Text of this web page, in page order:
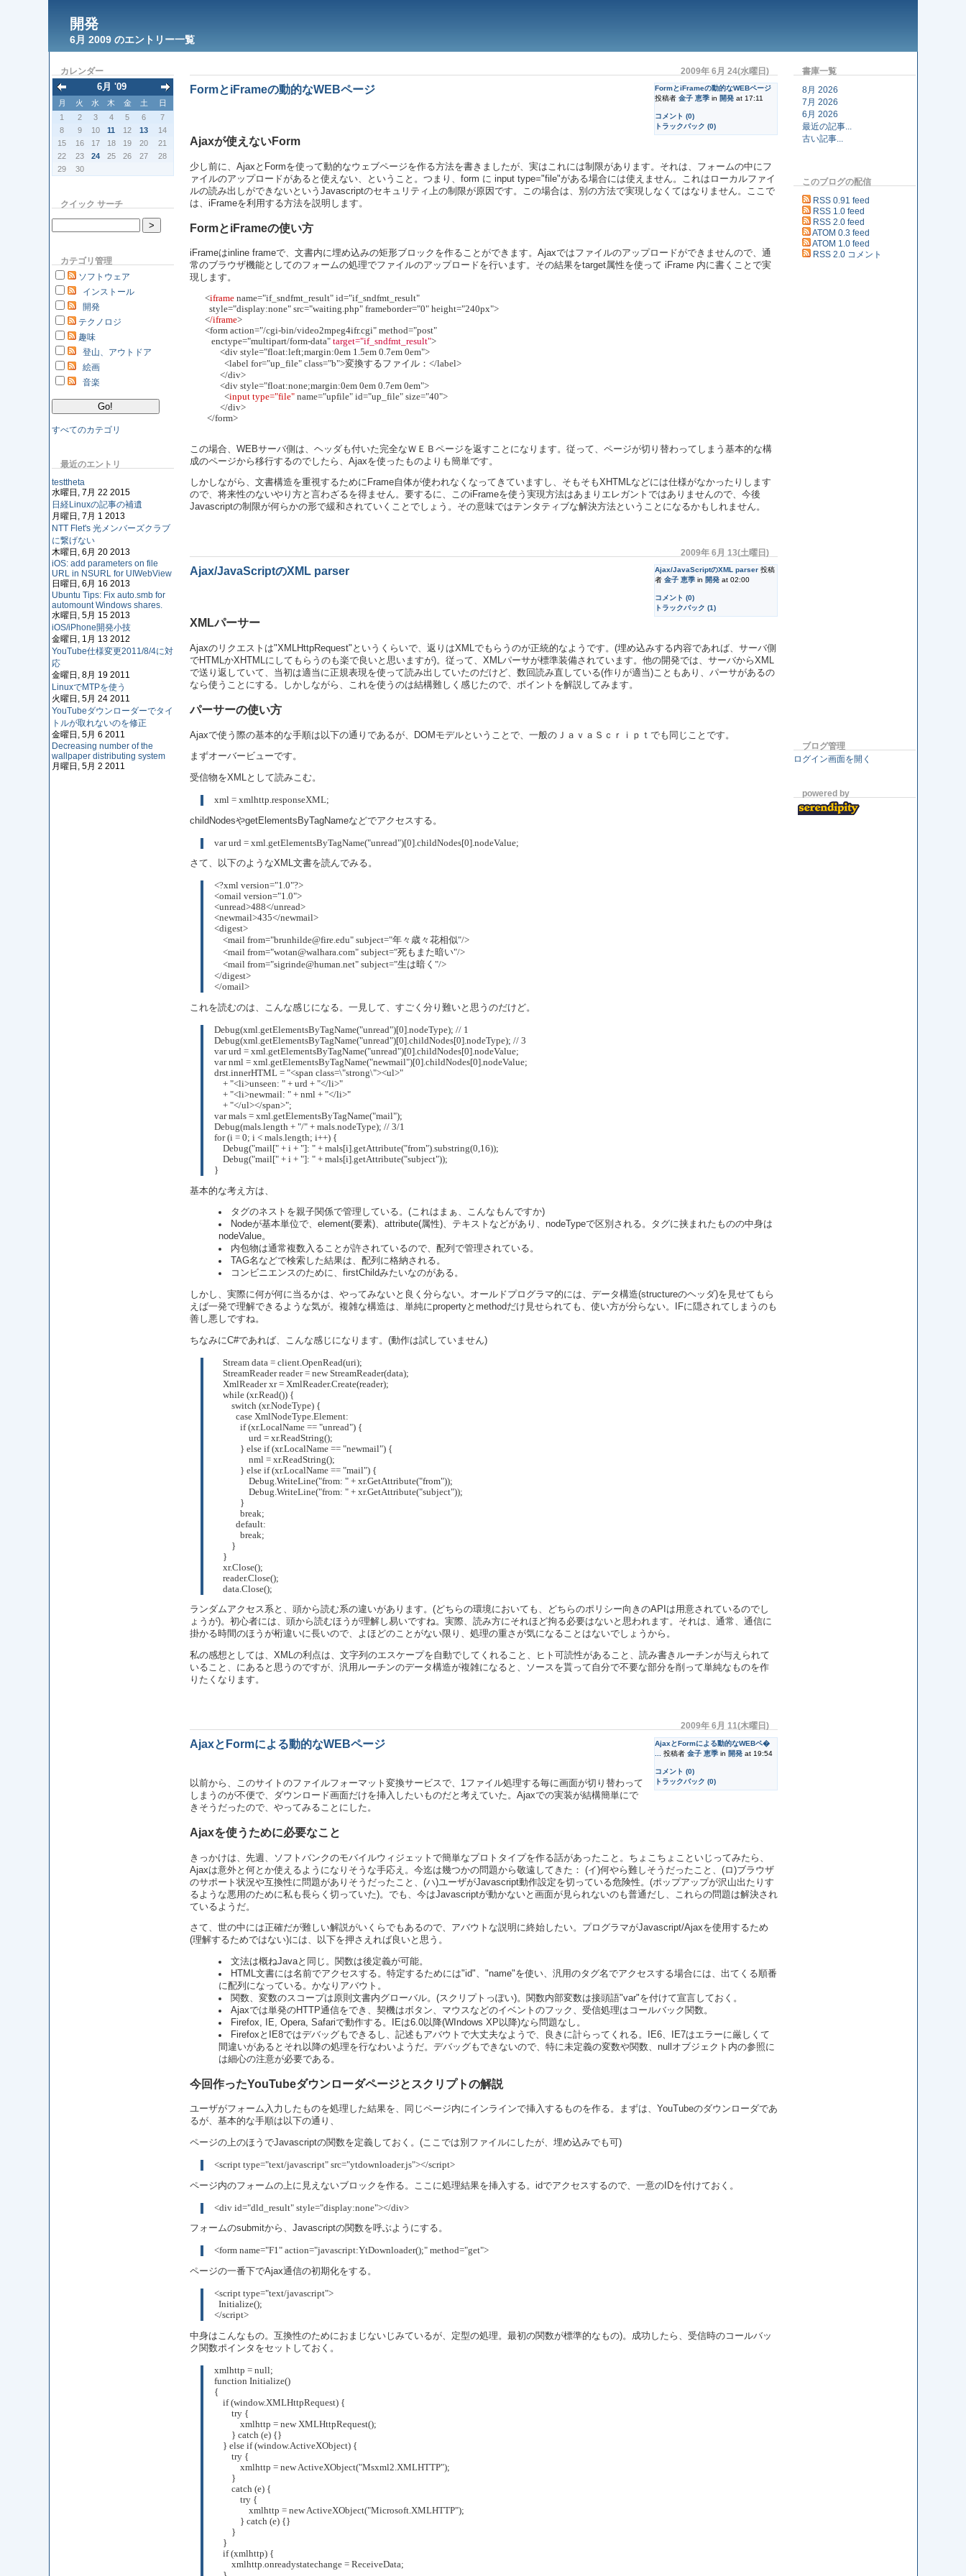
開発
6月 2009 のエントリー一覧
カレンダー
6月 '09
月 火 水 木 金 土
日
1
2 3 4 5 6
7
8
9 10 11 12 13
14
15
16 17 18 19 20
21
22
23 24 25 26 27
28
29
30
クイック サーチ
カテゴリ管理
ソフトウェア
インストール
開発
テクノロジ
趣味
登山、アウトドア
絵画
音楽
すべてのカテゴリ
最近のエントリ
testtheta
水曜日, 7月 22 2015
日経Linuxの記事の補遺
月曜日, 7月 1 2013
NTT Flet's 光メンバーズクラブ
に繋げない
木曜日, 6月 20 2013
iOS: add parameters on file
URL in NSURL for UIWebView
日曜日, 6月 16 2013
Ubuntu Tips: Fix auto.smb for
automount Windows shares.
水曜日, 5月 15 2013
iOS/iPhone開発小技
金曜日, 1月 13 2012
YouTube仕様変更2011/8/4に対
応
金曜日, 8月 19 2011
LinuxでMTPを使う
火曜日, 5月 24 2011
YouTubeダウンローダーでタイ
トルが取れないのを修正
金曜日, 5月 6 2011
Decreasing number of the
wallpaper distributing system
月曜日, 5月 2 2011
2009年 6月 24(水曜日)
FormとiFrameの動的なWEBページ
投稿者 金子 恵季in 開発at 17:11
コメント (0)
トラックバック (0)
FormとiFrameの動的なWEBページ
Ajaxが使えないForm
少し前に、AjaxとFormを使って動的なウェブページを作る方法を書きましたが、実はこれには制限があります。それは、フォームの中にフ
ァイルのアップロードがあると使えない、ということ。つまり、form に input type="file"がある場合には使えません。これはローカルファイ
ルの読み出しができないというJavascriptのセキュリティ上の制限が原因です。この場合は、別の方法で実現しなくてはなりません。ここで
は、iFrameを利用する方法を説明します。
FormとiFrameの使い方
iFrameはinline frameで、文書内に埋め込みの矩形ブロックを作ることができます。Ajaxではファイルのアップロードができませんので、通
常のブラウザ機能としてのフォームの処理でファイルのアップロードを行います。その結果をtarget属性を使って iFrame 内に書くことで実
現します。
       <
iframe name="if_sndfmt_result" id="if_sndfmt_result"
         style="display:none" src="waiting.php" frameborder="0" height="240px">
       <
/iframe>
       <form action="/cgi-bin/video2mpeg4ifr.cgi" method="post"
          enctype="multipart/form-data"
target="if_sndfmt_result">
	      <div style="float:left;margin:0em 1.5em 0.7em 0em">
		<label for="up_file" class="b">変換するファイル：</label>
	      </div>
	      <div style="float:none;margin:0em 0em 0.7em 0em">
		<
input type="file" name="upfile" id="up_file" size="40">
	      </div>
	</form>
この場合、WEBサーバ側は、ヘッダも付いた完全なＷＥＢページを返すことになります。従って、ページが切り替わってしまう基本的な構
成のページから移行するのでしたら、Ajaxを使ったものよりも簡単です。
しかしながら、文書構造を重視するためにFrame自体が使われなくなってきていますし、そもそもXHTMLなどには仕様がなかったりします
ので、将来性のないやり方と言わざるを得ません。要するに、このiFrameを使う実現方法はあまりエレガントではありませんので、今後
Javascriptの制限が何らかの形で緩和されていくことでしょう。その意味ではテンタティブな解決方法ということになるかもしれません。
2009年 6月 13(土曜日)
Ajax/JavaScriptのXML parser投稿
者 金子 恵季in 開発at 02:00
コメント (0)
トラックバック (1)
Ajax/JavaScriptのXML parser
XMLパーサー
Ajaxのリクエストは"XMLHttpRequest"というくらいで、返りはXMLでもらうのが正統的なようです。(埋め込みする内容であれば、サーバ側
でHTMLかXHTMLにしてもらうのも楽で良いと思いますが)。従って、XMLパーサが標準装備されています。他の開発では、サーバからXML
で送り返していて、当初は適当に正規表現を使って読み出していたのだけど、数回読み直している(作りが適当)こともあり、パーサがあるの
なら使うことにする。しかしながら、これを使うのは結構難しく感じたので、ポイントを解説してみます。
パーサーの使い方
Ajaxで使う際の基本的な手順は以下の通りであるが、DOMモデルということで、一般のＪａｖａＳｃｒｉｐｔでも同じことです。
まずオーバービューです。
受信物をXMLとして読みこむ。
xml = xmlhttp.responseXML;
childNodesやgetElementsByTagNameなどでアクセスする。
var urd = xml.getElementsByTagName("unread")[0].childNodes[0].nodeValue;
さて、以下のようなXML文書を読んでみる。
<?xml version="1.0"?>
<omail version="1.0">
<unread>488</unread>
<newmail>435</newmail>
<digest>
    <mail from="brunhilde@fire.edu" subject="年々歳々花相似"/>
    <mail from="wotan@walhara.com" subject="死もまた暗い"/>
    <mail from="sigrinde@human.net" subject="生は暗く"/>
</digest>
</omail>
これを読むのは、こんな感じになる。一見して、すごく分り難いと思うのだけど。
Debug(xml.getElementsByTagName("unread")[0].nodeType); // 1
Debug(xml.getElementsByTagName("unread")[0].childNodes[0].nodeType); // 3
var urd = xml.getElementsByTagName("unread")[0].childNodes[0].nodeValue;
var nml = xml.getElementsByTagName("newmail")[0].childNodes[0].nodeValue;
drst.innerHTML = "<span class=\"strong\"><ul>"
    + "<li>unseen: " + urd + "</li>"
    + "<li>newmail: " + nml + "</li>"
    + "</ul></span>";
var mals = xml.getElementsByTagName("mail");
Debug(mals.length + "/" + mals.nodeType); // 3/1
for (i = 0; i < mals.length; i++) {
    Debug("mail[" + i + "]: " + mals[i].getAttribute("from").substring(0,16));
    Debug("mail[" + i + "]: " + mals[i].getAttribute("subject"));
}
基本的な考え方は、
タグのネストを親子関係で管理している。(これはまぁ、こんなもんですか)
Nodeが基本単位で、element(要素)、attribute(属性)、テキストなどがあり、nodeTypeで区別される。タグに挟まれたものの中身は
nodeValue。
内包物は通常複数入ることが許されているので、配列で管理されている。
TAG名などで検索した結果は、配列に格納される。
コンビニエンスのために、firstChildみたいなのがある。
しかし、実際に何が何に当るかは、やってみないと良く分らない。オールドプログラマ的には、データ構造(structureのヘッダ)を見せてもら
えば一発で理解できるような気が。複雑な構造は、単純にpropertyとmethodだけ見せられても、使い方が分らない。IFに隠されてしまうのも
善し悪しですね。
ちなみにC#であれば、こんな感じになります。(動作は試していません)
    Stream data = client.OpenRead(uri);
    StreamReader reader = new StreamReader(data);
    XmlReader xr = XmlReader.Create(reader);
    while (xr.Read()) {
        switch (xr.NodeType) {
          case XmlNodeType.Element:
            if (xr.LocalName == "unread") {
                urd = xr.ReadString();
            } else if (xr.LocalName == "newmail") {
                nml = xr.ReadString();
            } else if (xr.LocalName == "mail") {
                Debug.WriteLine("from: " + xr.GetAttribute("from"));
                Debug.WriteLine("from: " + xr.GetAttribute("subject"));
            }
            break;
          default:
            break;
        }
    }
    xr.Close();
    reader.Close();
    data.Close();
ランダムアクセス系と、頭から読む系の違いがあります。(どちらの環境においても、どちらのポリシー向きのAPIは用意されているのでし
ょうが)。初心者には、頭から読むほうが理解し易いですね。実際、読み方にそれほど拘る必要はないと思われます。それは、通常、通信に
掛かる時間のほうが桁違いに長いので、よほどのことがない限り、処理の重さが気になることはないでしょうから。
私の感想としては、XMLの利点は、文字列のエスケープを自動でしてくれること、ヒト可読性があること、読み書きルーチンが与えられて
いること、にあると思うのですが、汎用ルーチンのデータ構造が複雑になると、ソースを貰って自分で不要な部分を削って単純なものを作
りたくなります。
2009年 6月 11(木曜日)
AjaxとFormによる動的なWEBペ�
投稿者 金子 恵季in 開発at 19:54
コメント (0)
トラックバック (0)
AjaxとFormによる動的なWEBページ
以前から、このサイトのファイルフォーマット変換サービスで、1ファイル処理する毎に画面が切り替わって
しまうのが不便で、ダウンロード画面だけを挿入したいものだと考えていた。Ajaxでの実装が結構簡単にで
きそうだったので、やってみることにした。
Ajaxを使うために必要なこと
きっかけは、先週、ソフトバンクのモバイルウィジェットで簡単なプロトタイプを作る話があったこと。ちょこちょこといじってみたら、
Ajaxは意外と何とか使えるようになりそうな手応え。今迄は幾つかの問題から敬遠してきた： (イ)何やら難しそうだったこと、(ロ)ブラウザ
のサポート状況や互換性に問題がありそうだったこと、(ハ)ユーザがJavascript動作設定を切っている危険性。(ポップアップが沢山出たりす
るような悪用のために私も長らく切っていた)。でも、今はJavascriptが動かないと画面が見られないのも普通だし、これらの問題は解決され
ているようだ。
さて、世の中には正確だが難しい解説がいくらでもあるので、アバウトな説明に終始したい。プログラマがJavascript/Ajaxを使用するため
(理解するためではない)には、以下を押さえれば良いと思う。
文法は概ねJavaと同じ。関数は後定義が可能。
HTML文書には名前でアクセスする。特定するためには"id"、"name"を使い、汎用のタグ名でアクセスする場合には、出てくる順番
に配列になっている。かなりアバウト。
関数、変数のスコープは原則文書内グローバル。(スクリプトっぽい)。関数内部変数は接頭語"var"を付けて宣言しておく。
Ajaxでは単発のHTTP通信をでき、契機はボタン、マウスなどのイベントのフック、受信処理はコールバック関数。
Firefox, IE, Opera, Safariで動作する。IEは6.0以降(WIndows XP以降)なら問題なし。
FirefoxとIE8ではデバッグもできるし、記述もアバウトで大丈夫なようで、良きに計らってくれる。IE6、IE7はエラーに厳しくて
間違いがあるとそれ以降の処理を行なわいようだ。デバッグもできないので、特に未定義の変数や関数、nullオブジェクト内の参照に
は細心の注意が必要である。
今回作ったYouTubeダウンローダページとスクリプトの解説
ユーザがフォーム入力したものを処理した結果を、同じページ内にインラインで挿入するものを作る。まずは、YouTubeのダウンローダであ
るが、基本的な手順は以下の通り、
ページの上のほうでJavascriptの関数を定義しておく。(ここでは別ファイルにしたが、埋め込みでも可)
<script type="text/javascript" src="ytdownloader.js"></script>
ページ内のフォームの上に見えないブロックを作る。ここに処理結果を挿入する。idでアクセスするので、一意のIDを付けておく。
<div id="dld_result" style="display:none"></div>
フォームのsubmitから、Javascriptの関数を呼ぶようにする。
<form name="F1" action="javascript:YtDownloader();" method="get">
ページの一番下でAjax通信の初期化をする。
<script type="text/javascript">
  Initialize();
</script>
中身はこんなもの。互換性のためにおまじないじみているが、定型の処理。最初の関数が標準的なもの)。成功したら、受信時のコールバッ
ク関数ポインタをセットしておく。
xmlhttp = null;
function Initialize()
{
    if (window.XMLHttpRequest) {
	try {
	    xmlhttp = new XMLHttpRequest();
	} catch (e) {}
    } else if (window.ActiveXObject) {
	try {
	    xmlhttp = new ActiveXObject("Msxml2.XMLHTTP");
	}
	catch (e) {
	    try {
		xmlhttp = new ActiveXObject("Microsoft.XMLHTTP");
	    } catch (e) {}
	}
    }
    if (xmlhttp) {
	xmlhttp.onreadystatechange = ReceiveData;
書庫一覧
8月 2026
7月 2026
6月 2026
最近の記事...
古い記事...
このブログの配信
RSS 0.91 feed
RSS 1.0 feed
RSS 2.0 feed
ATOM 0.3 feed
ATOM 1.0 feed
RSS 2.0 コメント
ブログ管理
ログイン画面を開く
powered by